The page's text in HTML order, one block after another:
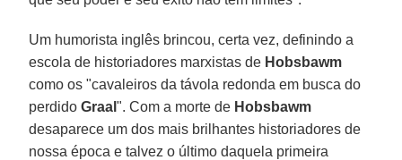
Um humorista inglês brincou, certa vez, definindo a
escola de historiadores marxistas de Hobsbawm
como os "cavaleiros da távola redonda em busca do
perdidoGraal". Com a morte de Hobsbawm
desaparece um dos mais brilhantes historiadores de
nossa época e talvez o último daquela primeira